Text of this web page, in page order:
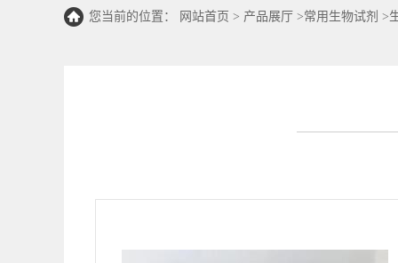
您当前的位置： 网站首页 > 产品展厅 >常用生物试剂 >